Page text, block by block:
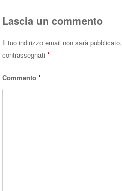
Lascia un commento
Il tuo indirizzo email non sarà pubblicato.
contrassegnati*
Commento*